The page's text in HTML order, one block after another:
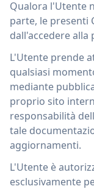
Qualora l'Utente
parte, le presenti
dall'accedere
L'Utente prende
qualsiasi
mediante
proprio sito
responsabilità
tale
aggiornamenti.
L'Utente è
esclusivamente